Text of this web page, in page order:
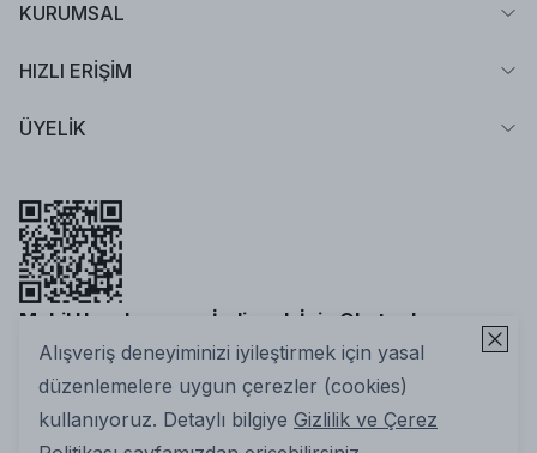
Alışveriş deneyiminizi iyileştirmek için yasal
düzenlemelere uygun çerezler (cookies)
kullanıyoruz. Detaylı bilgiye Gizlilik ve Çerez
KURUMSAL
HIZLI ERİŞİM
ÜYELİK
Mobil Uygulamamızı İndirmek İçin Okutun!